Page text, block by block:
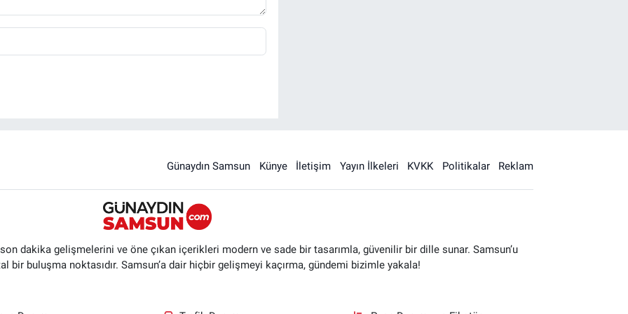
Günaydın Samsun Künye İletişim Yayın İlkeleri KVKK Politikalar Reklam
dakika gelişmelerini ve öne çıkan içerikleri modern ve sade bir tasarımla, güvenilir bir dille sunar. Samsun’u
bir buluşma noktasıdır. Samsun’a dair hiçbir gelişmeyi kaçırma, gündemi bizimle yakala!